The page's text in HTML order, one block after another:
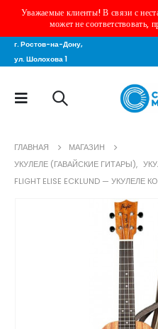
Уважаемые клиенты! В связи с
может не соответствовать,
г. Ростов-на-Дону,
ул. Шолохова 1
ГЛАВНАЯ
МАГАЗИН
УКУЛЕЛЕ (ГАВАЙСКИЕ ГИТАРЫ),
FLIGHT ELISE ECKLUND — УКУЛЕЛЕ